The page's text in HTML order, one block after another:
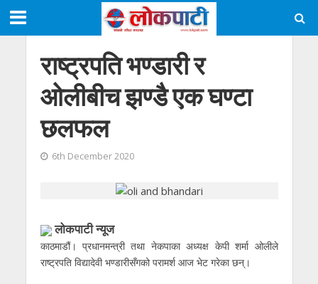
राष्ट्रपति भण्डारी र
ओलीबीच झण्डै एक घण्टा
छलफल
6th December 2020
लोकपाटी न्यूज
काठमाडौं। प्रधानमन्त्री तथा नेकपाका अध्यक्ष केपी शर्मा ओलीले
राष्ट्रपति विद्यादेवी भण्डारीसँगको परामर्श आज भेट गरेका छन्।